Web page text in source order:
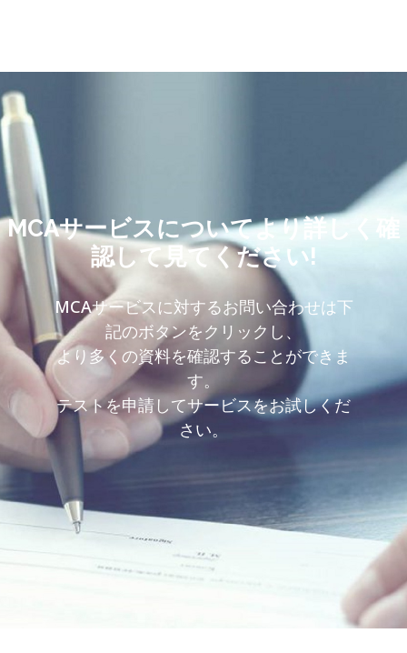
MCAサービスについてより詳しく確
認して見てください!
MCAサービスに対するお問い合わせは下
記のボタンをクリックし、
より多くの資料を確認することができま
す。
テストを申請してサービスをお試しくだ
さい。